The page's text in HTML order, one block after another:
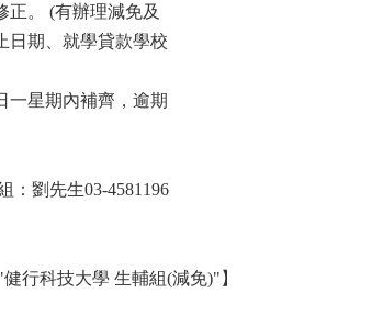
正。 (有辦理減免及
日期、就學貸款學校
一星期內補齊，逾期
：劉先生03-4581196
健行科技大學 生輔組(減免)" 】